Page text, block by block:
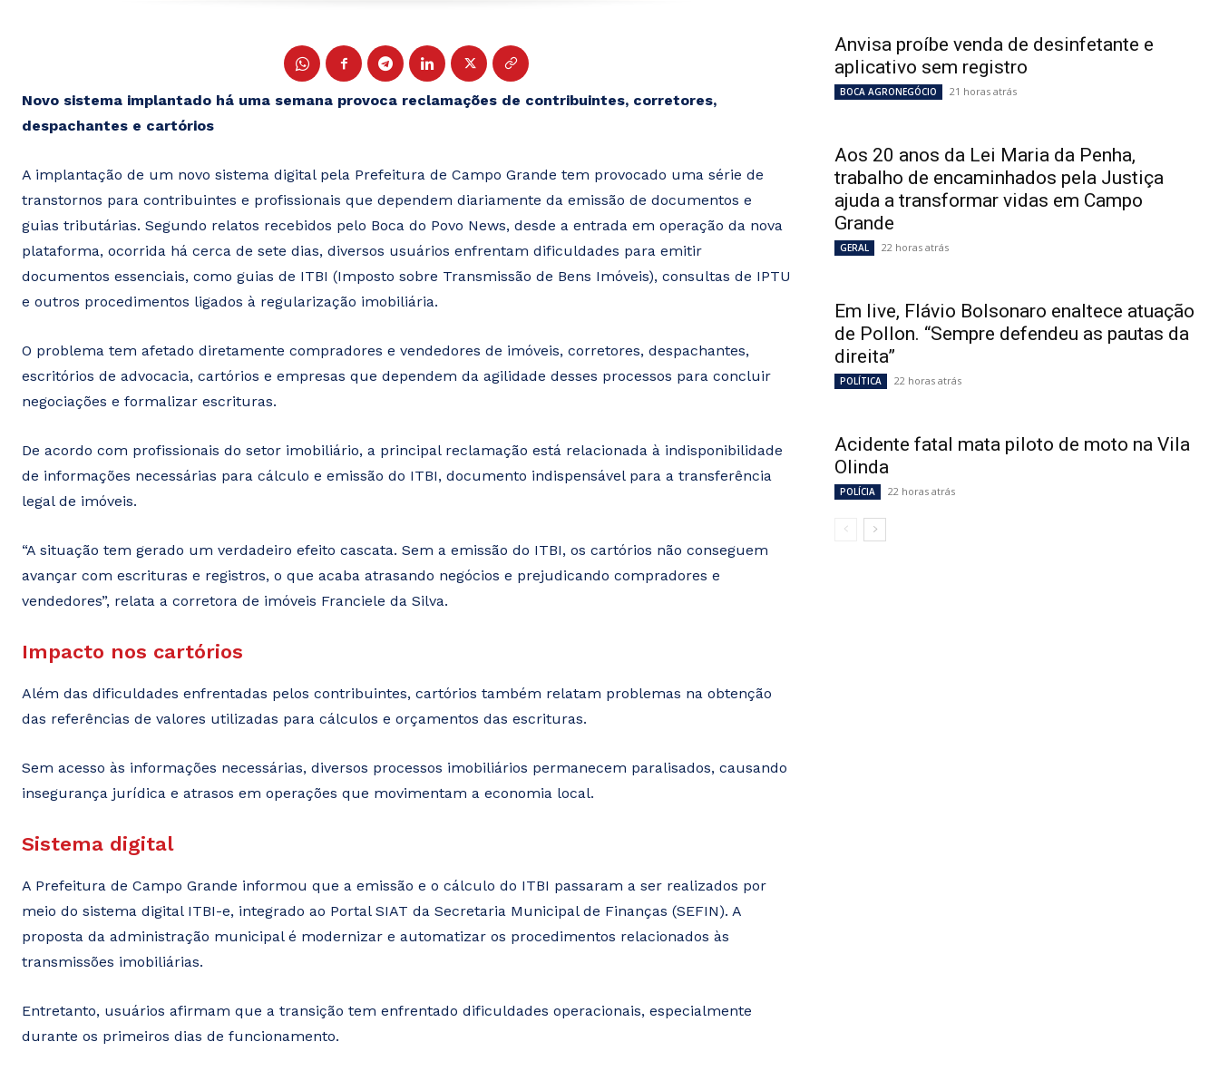
Novo sistema implantado há uma semana provoca reclamações de contribuintes, corretores,
despachantes e cartórios
A implantação de um novo sistema digital pela Prefeitura de Campo Grande tem provocado uma série de
transtornos para contribuintes e profissionais que dependem diariamente da emissão de documentos e
guias tributárias. Segundo relatos recebidos pelo Boca do Povo News, desde a entrada em operação da nova
plataforma, ocorrida há cerca de sete dias, diversos usuários enfrentam dificuldades para emitir
documentos essenciais, como guias de ITBI (Imposto sobre Transmissão de Bens Imóveis), consultas de IPTU
e outros procedimentos ligados à regularização imobiliária.
O problema tem afetado diretamente compradores e vendedores de imóveis, corretores, despachantes,
escritórios de advocacia, cartórios e empresas que dependem da agilidade desses processos para concluir
negociações e formalizar escrituras.
De acordo com profissionais do setor imobiliário, a principal reclamação está relacionada à indisponibilidade
de informações necessárias para cálculo e emissão do ITBI, documento indispensável para a transferência
legal de imóveis.
“A situação tem gerado um verdadeiro efeito cascata. Sem a emissão do ITBI, os cartórios não conseguem
avançar com escrituras e registros, o que acaba atrasando negócios e prejudicando compradores e
vendedores”, relata a corretora de imóveis Franciele da Silva.
Impacto nos cartórios
Além das dificuldades enfrentadas pelos contribuintes, cartórios também relatam problemas na obtenção
das referências de valores utilizadas para cálculos e orçamentos das escrituras.
Sem acesso às informações necessárias, diversos processos imobiliários permanecem paralisados, causando
insegurança jurídica e atrasos em operações que movimentam a economia local.
Sistema digital
A Prefeitura de Campo Grande informou que a emissão e o cálculo do ITBI passaram a ser realizados por
meio do sistema digital ITBI-e, integrado ao Portal SIAT da Secretaria Municipal de Finanças (SEFIN). A
proposta da administração municipal é modernizar e automatizar os procedimentos relacionados às
transmissões imobiliárias.
Entretanto, usuários afirmam que a transição tem enfrentado dificuldades operacionais, especialmente
durante os primeiros dias de funcionamento.
Anvisa proíbe venda de desinfetante e
aplicativo sem registro
BOCA AGRONEGÓCIO 21 horas atrás
Aos 20 anos da Lei Maria da Penha,
trabalho de encaminhados pela Justiça
ajuda a transformar vidas em Campo
Grande
GERAL 22 horas atrás
Em live, Flávio Bolsonaro enaltece atuação
de Pollon. “Sempre defendeu as pautas da
direita”
POLÍTICA 22 horas atrás
Acidente fatal mata piloto de moto na Vila
Olinda
POLÍCIA 22 horas atrás